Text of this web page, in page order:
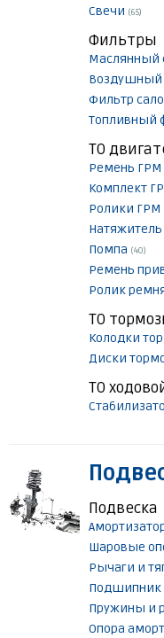
Свечи (65)
Фильтры
Маслянный
Воздушный
Фильтр
Топливный
ТО
Ремень ГРМ
Комплект
Ролики ГРМ
Помпа (40)
Ремень
Ролик
ТО
Колодки
Диски
ТО
Подвеска
Шаровые
Рычаги и
Подшипник
Пружины и
Опора